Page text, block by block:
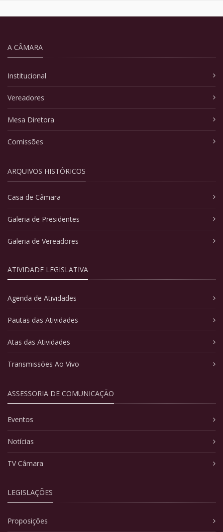
A CÂMARA
Institucional
Vereadores
Mesa Diretora
Comissões
ARQUIVOS HISTÓRICOS
Casa de Câmara
Galeria de Presidentes
Galeria de Vereadores
ATIVIDADE LEGISLATIVA
Agenda de Atividades
Pautas das Atividades
Atas das Atividades
Transmissões Ao Vivo
ASSESSORIA DE COMUNICAÇÃO
Eventos
Notícias
TV Câmara
LEGISLAÇÕES
Proposições